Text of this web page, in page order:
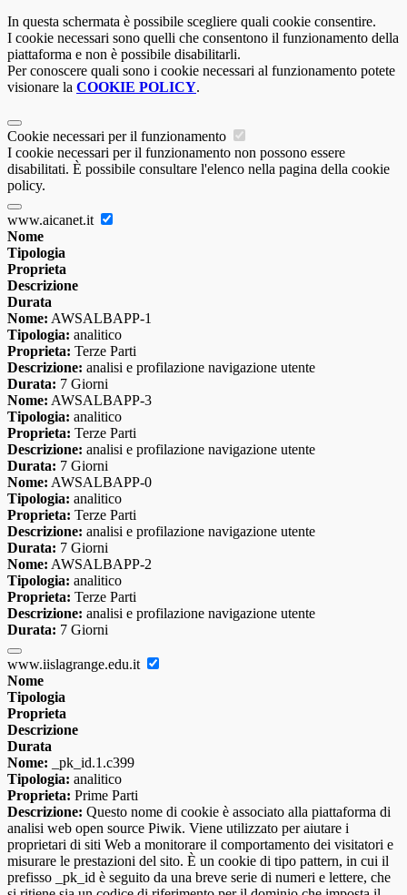
In questa schermata è possibile scegliere quali cookie consentire.
I cookie necessari sono quelli che consentono il funzionamento della
piattaforma e non è possibile disabilitarli.
Per conoscere quali sono i cookie necessari al funzionamento potete
visionare la COOKIE POLICY.
Cookie necessari per il funzionamento
I cookie necessari per il funzionamento non possono essere
disabilitati. È possibile consultare l'elenco nella pagina della cookie
policy.
www.aicanet.it
Nome
Tipologia
Proprieta
Descrizione
Durata
Nome: AWSALBAPP-1
Tipologia: analitico
Proprieta: Terze Parti
Descrizione: analisi e profilazione navigazione utente
Durata: 7 Giorni
Nome: AWSALBAPP-3
Tipologia: analitico
Proprieta: Terze Parti
Descrizione: analisi e profilazione navigazione utente
Durata: 7 Giorni
Nome: AWSALBAPP-0
Tipologia: analitico
Proprieta: Terze Parti
Descrizione: analisi e profilazione navigazione utente
Durata: 7 Giorni
Nome: AWSALBAPP-2
Tipologia: analitico
Proprieta: Terze Parti
Descrizione: analisi e profilazione navigazione utente
Durata: 7 Giorni
www.iislagrange.edu.it
Nome
Tipologia
Proprieta
Descrizione
Durata
Nome: _pk_id.1.c399
Tipologia: analitico
Proprieta: Prime Parti
Descrizione: Questo nome di cookie è associato alla piattaforma di
analisi web open source Piwik. Viene utilizzato per aiutare i
proprietari di siti Web a monitorare il comportamento dei visitatori e
misurare le prestazioni del sito. È un cookie di tipo pattern, in cui il
prefisso _pk_id è seguito da una breve serie di numeri e lettere, che